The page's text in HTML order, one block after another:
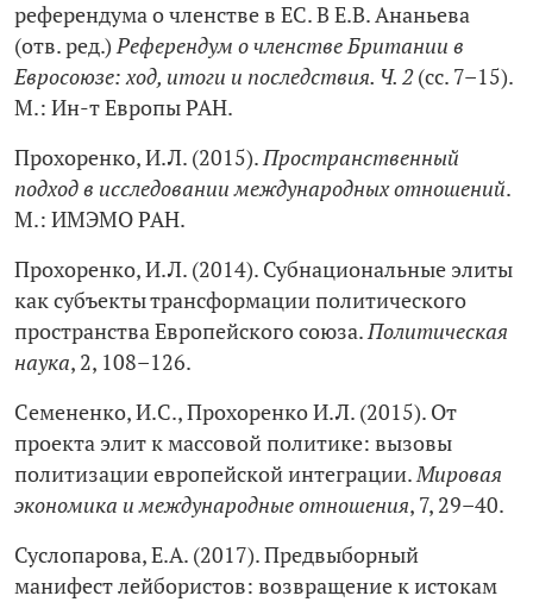
референдума о членстве в ЕС. В Е.В. Ананьева
(отв. ред.)Референдум о членстве Британии в
Евросоюзе: ход, итоги и последствия. Ч. 2(сс. 7–15).
М.: Ин-т Европы РАН.
Прохоренко, И.Л. (2015).Пространственный
подход в исследовании международных отношений.
М.: ИМЭМО РАН.
Прохоренко, И.Л. (2014). Субнациональные элиты
как субъекты трансформации политического
пространства Европейского союза.Политическая
наука, 2, 108–126.
Семененко, И.С., Прохоренко И.Л. (2015). От
проекта элит к массовой политике: вызовы
политизации европейской интеграции.Мировая
экономика и международные отношения, 7, 29–40.
Суслопарова, Е.А. (2017). Предвыборный
манифест лейбористов: возвращение к истокам